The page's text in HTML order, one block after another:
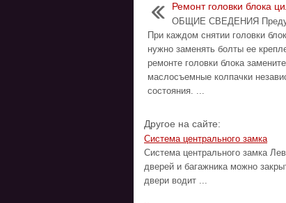
Ремонт головки блока
ОБЩИЕ СВЕДЕНИЯ
При каждом снятии головки
нужно заменять болты ее
ремонте головки блока замените
маслосъемные колпачки
состояния. ...
Другое на сайте:
Система центрального замка
Система центрального замка
дверей и багажника можно
двери водит ...